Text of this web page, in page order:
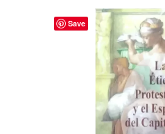
Save